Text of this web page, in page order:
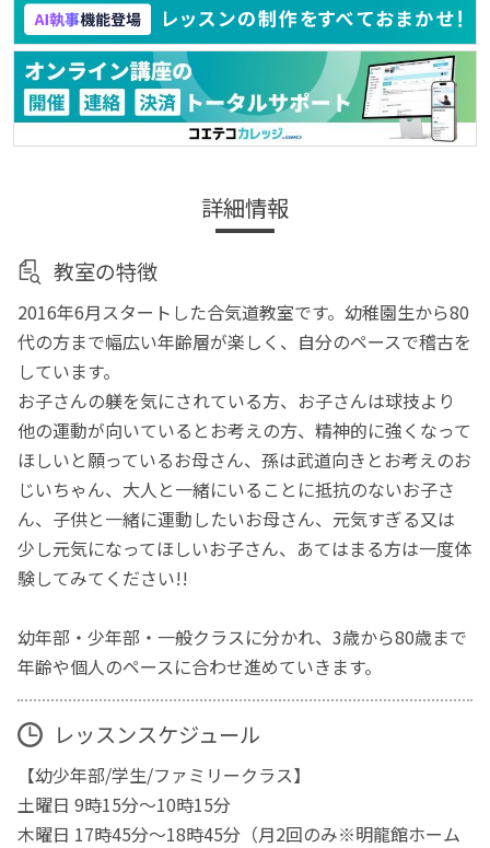
詳細情報
教室の特徴
2016年6月スタートした合気道教室です。幼稚園生から80
代の方まで幅広い年齢層が楽しく、自分のペースで稽古を
しています。
お子さんの躾を気にされている方、お子さんは球技より
他の運動が向いているとお考えの方、精神的に強くなって
ほしいと願っているお母さん、孫は武道向きとお考えのお
じいちゃん、大人と一緒にいることに抵抗のないお子さ
ん、子供と一緒に運動したいお母さん、元気すぎる又は
少し元気になってほしいお子さん、あてはまる方は一度体
験してみてください!!
幼年部・少年部・一般クラスに分かれ、3歳から80歳まで
年齢や個人のペースに合わせ進めていきます。
レッスンスケジュール
【幼少年部/学生/ファミリークラス】
土曜日 9時15分～10時15分
木曜日 17時45分～18時45分（月2回のみ※明龍館ホーム